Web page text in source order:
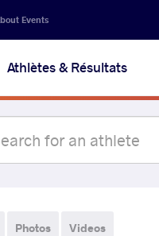
Events
Athlètes & Résultats
Photos Videos